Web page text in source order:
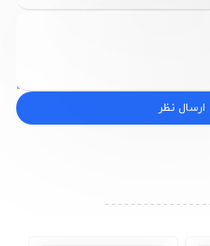
ارسال نظر